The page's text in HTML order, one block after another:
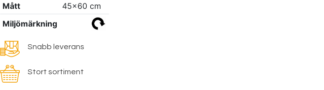
Mått
45x60 cm
Miljömärkning
Snabb leverans
Stort sortiment